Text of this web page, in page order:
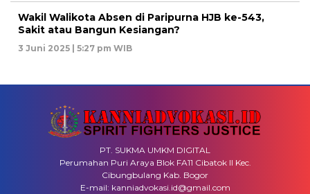
Wakil Walikota Absen di Paripurna HJB ke-543,
Sakit atau Bangun Kesiangan?
3 Juni 2025 | 5:27 pm WIB
PT. SUKMA UMKM DIGITAL
Perumahan Puri Araya Blok FA11 Cibatok II Kec.
Cibungbulang Kab. Bogor
E-mail: kanniadvokasi.id@gmail.com